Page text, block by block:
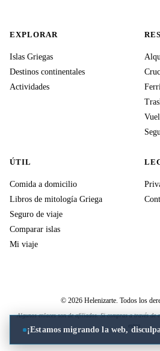
¡Estamos migrando la web,
EXPLORAR
Islas Griegas
Destinos continentales
Actividades
ÚTIL
Comida a domicilio
Libros de mitología Griega
Seguro de viaje
Comparar islas
Mi viaje
© 2026 Helenizarte. Todos los
Algunos enlaces son de afiliados. Si compras a través de
extra.